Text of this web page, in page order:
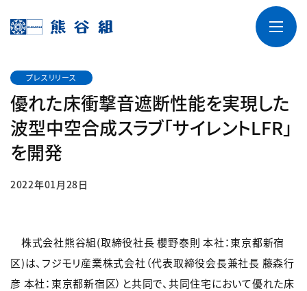
プレスリリース
優れた床衝撃音遮断性能を実現した
波型中空合成スラブ「サイレントLFR」
を開発
2022年01月28日
株式会社熊谷組(取締役社長 櫻野泰則 本社：東京都新宿
区)は、フジモリ産業株式会社（代表取締役会長兼社長 藤森行
彦 本社：東京都新宿区）と共同で、共同住宅において優れた床